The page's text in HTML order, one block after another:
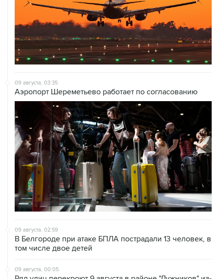
09 августа, 03:35
Аэропорт Шереметьево работает по согласованию
09 августа, 02:59
В Белгороде при атаке БПЛА пострадали 13 человек, в
том числе двое детей
09 августа, 00:05